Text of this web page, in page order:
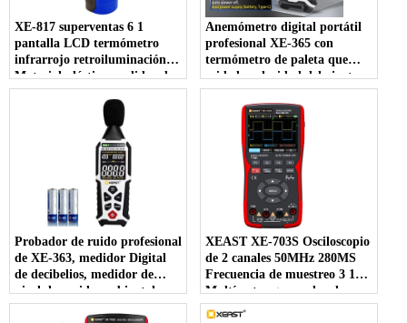
XE-817 superventas 6 1
pantalla LCD termómetro
infrarrojo retroiluminación
Material plástico medidor de
humedad y temperatura
OEM personalizable
Anemómetro digital portátil
profesional XE-365 con
termómetro de paleta que
mide la velocidad del viento y
la temperatura para todo el
mundo
Probador de ruido profesional
de XE-363, medidor Digital
de decibelios, medidor de
nivel de sonido ambiental
para el hogar, Detector de
XEAST XE-703S Osciloscopio
de 2 canales 50MHz 280MS
Frecuencia de muestreo 3 1
Multímetro generador de
señal